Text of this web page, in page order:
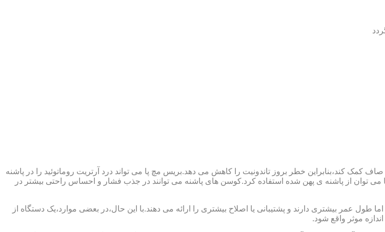
کند،بنابراین خطر بروز تاندونیت را کاهش می دهد.بریس مچ پا می تواند درد آرتریت روماتوئید را در پاشنه
توان از پاشنه ی پهن شده استفاده کرد.کوسن های پاشنه می توانند در جذب فشار و احساس راحتی بیشتر در
طول عمر بیشتری دارند و پشتیبانی یا اصلاح بیشتری را ارائه می دهند.با این حال،در بعضی موارد،یک دستگاه از
موثر واقع شود.